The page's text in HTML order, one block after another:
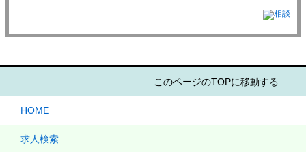
このページのTOPに移動する
HOME
求人検索